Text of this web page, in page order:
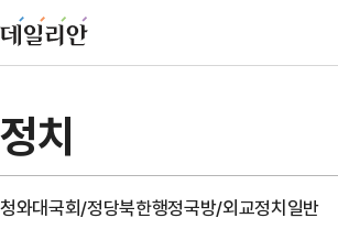
정치
청와대국회/정당북한행정국방/외교정치일반